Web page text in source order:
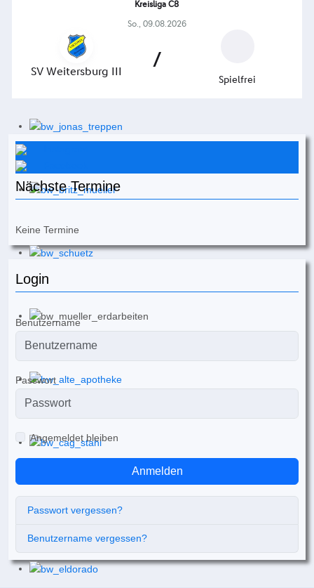
Nächste Termine
Keine Termine
Login
Benutzername
Passwort
Angemeldet bleiben
Anmelden
Passwort vergessen?
Benutzername vergessen?